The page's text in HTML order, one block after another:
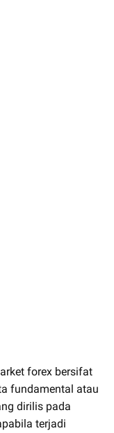
forex bersifat
fundamental atau
dirilis pada
terjadi